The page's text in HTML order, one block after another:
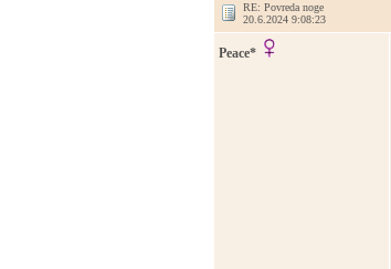
RE: Povreda noge
20.6.2024 9:08:23
Peace*